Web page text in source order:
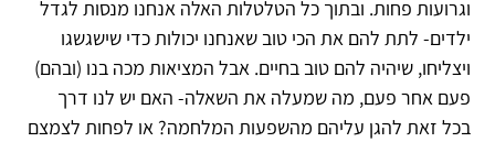
וגרועות פחות. ובתוך כל הטלטלות האלה אנחנו מנסות לגדל
ילדים- לתת להם את הכי טוב שאנחנו יכולות כדי שישגשגו
ויצליחו, שיהיה להם טוב בחיים. אבל המציאות מכה בנו (ובהם)
פעם אחר פעם, מה שמעלה את השאלה- האם יש לנו דרך
בכל זאת להגן עליהם מהשפעות המלחמה? או לפחות לצמצם